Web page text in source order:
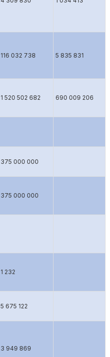
116 032 738 5 835 831
1 520 502 682 690 009 206
375 000 000
375 000 000
1 232
5 675 122
3 949 869